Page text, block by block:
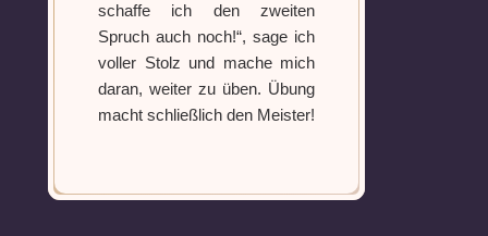
schaffe ich den zweiten
Spruch auch noch!“, sage ich
voller Stolz und mache mich
daran, weiter zu üben. Übung
macht schließlich den Meister!